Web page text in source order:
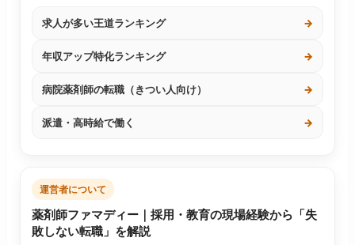
求人が多い王道ランキング →
年収アップ特化ランキング →
病院薬剤師の転職（きつい人向け） →
派遣・高時給で働く →
運営者について
薬剤師ファマディー｜採用・教育の現場経験から「失
敗しない転職」を解説